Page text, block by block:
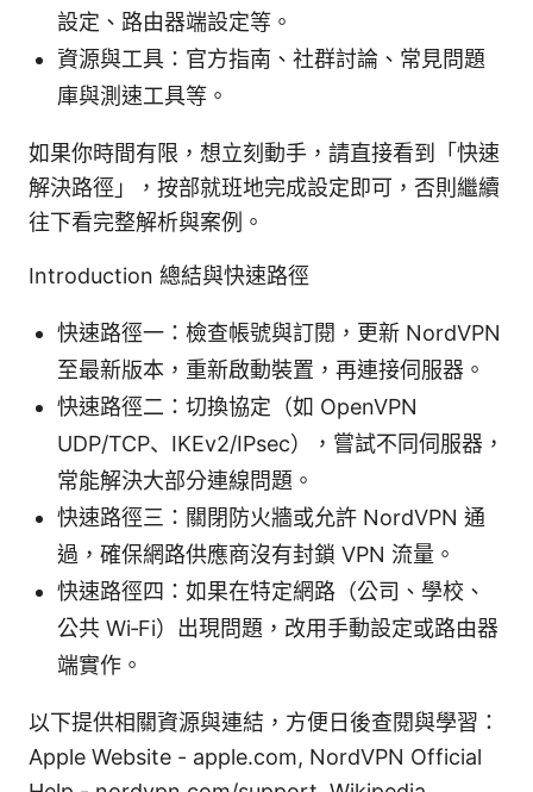
設定、路由器端設定等。
資源與工具：官方指南、社群討論、常見問題
庫與測速工具等。
如果你時間有限，想立刻動手，請直接看到「快速
解決路徑」，按部就班地完成設定即可，否則繼續
往下看完整解析與案例。
Introduction 總結與快速路徑
快速路徑一：檢查帳號與訂閱，更新 NordVPN
至最新版本，重新啟動裝置，再連接伺服器。
快速路徑二：切換協定（如 OpenVPN
UDP/TCP、IKEv2/IPsec），嘗試不同伺服器，
常能解決大部分連線問題。
快速路徑三：關閉防火牆或允許 NordVPN 通
過，確保網路供應商沒有封鎖 VPN 流量。
快速路徑四：如果在特定網路（公司、學校、
公共 Wi‑Fi）出現問題，改用手動設定或路由器
端實作。
以下提供相關資源與連結，方便日後查閱與學習：
Apple Website - apple.com, NordVPN Official